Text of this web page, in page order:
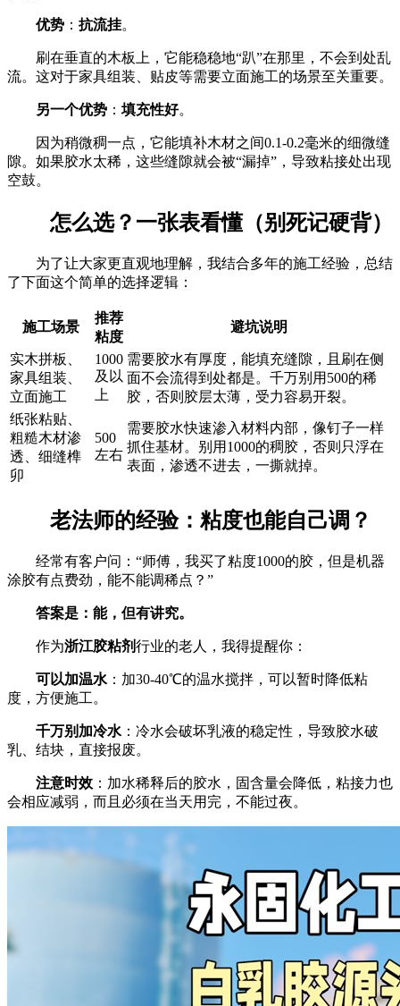
优势 ： 抗流挂。
刷在垂直的木板上，它能稳稳地“趴”在那里，不会到处乱
流。这对于家具组装、贴皮等需要立面施工的场景至关重要。
另一个优势 ： 填充性好。
因为稍微稠一点，它能填补木材之间0.1-0.2毫米的细微缝
隙。如果胶水太稀，这些缝隙就会被“漏掉”，导致粘接处出现
空鼓。
怎么选？一张表看懂（别死记硬背）
为了让大家更直观地理解，我结合多年的施工经验，总结
了下面这个简单的选择逻辑：
施工场景
推荐
粘度
避坑说明
实木拼板、
家具组装、
立面施工
1000
及以
上
需要胶水有厚度，能填充缝隙，且刷在侧
面不会流得到处都是。千万别用500的稀
胶，否则胶层太薄，受力容易开裂。
纸张粘贴、
粗糙木材渗
透、细缝榫
卯
500
左右
需要胶水快速渗入材料内部，像钉子一样
抓住基材。别用1000的稠胶，否则只浮在
表面，渗透不进去，一撕就掉。
老法师的经验：粘度也能自己调？
经常有客户问：“师傅，我买了粘度1000的胶，但是机器
涂胶有点费劲，能不能调稀点？”
答案是：能，但有讲究。
作为浙江胶粘剂行业的老人，我得提醒你：
可以加温水 ：加30-40℃的温水搅拌，可以暂时降低粘
度，方便施工。
千万别加冷水 ：冷水会破坏乳液的稳定性，导致胶水破
乳、结块，直接报废。
注意时效 ：加水稀释后的胶水，固含量会降低，粘接力也
会相应减弱，而且必须在当天用完，不能过夜。